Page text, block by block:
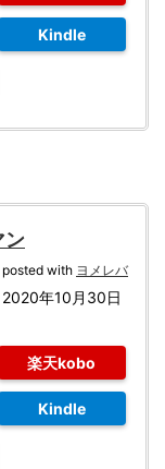
Kindle
ン
posted with ヨメレバ
年10月30日
楽天kobo
Kindle